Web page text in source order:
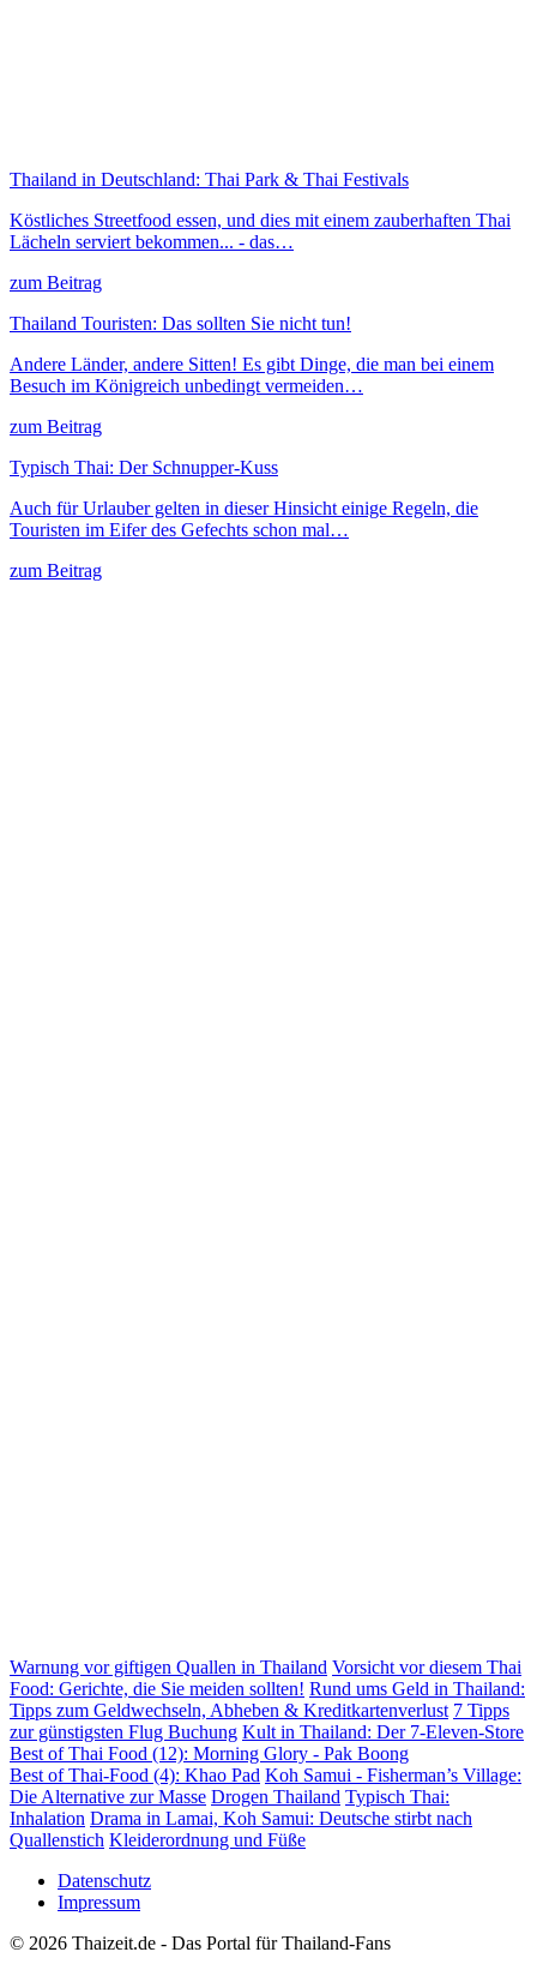
Thailand in Deutschland: Thai Park & Thai Festivals
Köstliches Streetfood essen, und dies mit einem zauberhaften Thai
Lächeln serviert bekommen... - das…
zum Beitrag
Thailand Touristen: Das sollten Sie nicht tun!
Andere Länder, andere Sitten! Es gibt Dinge, die man bei einem
Besuch im Königreich unbedingt vermeiden…
zum Beitrag
Typisch Thai: Der Schnupper-Kuss
Auch für Urlauber gelten in dieser Hinsicht einige Regeln, die
Touristen im Eifer des Gefechts schon mal…
zum Beitrag
Warnung vor giftigen Quallen in Thailand Vorsicht vor diesem Thai
Food: Gerichte, die Sie meiden sollten! Rund ums Geld in Thailand:
Tipps zum Geldwechseln, Abheben & Kreditkartenverlust 7 Tipps
zur günstigsten Flug Buchung Kult in Thailand: Der 7-Eleven-Store
Best of Thai Food (12): Morning Glory - Pak Boong
Best of Thai-Food (4): Khao Pad Koh Samui - Fisherman’s Village:
Die Alternative zur Masse Drogen Thailand Typisch Thai:
Inhalation Drama in Lamai, Koh Samui: Deutsche stirbt nach
Quallenstich Kleiderordnung und Füße
Datenschutz
Impressum
© 2026 Thaizeit.de - Das Portal für Thailand-Fans